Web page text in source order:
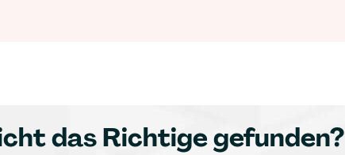
das Richtige gefunden?